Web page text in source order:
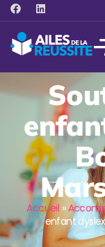
Accueil »
enfant